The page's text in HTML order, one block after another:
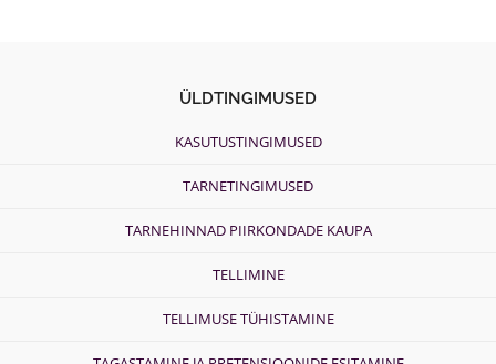
ÜLDTINGIMUSED
KASUTUSTINGIMUSED
TARNETINGIMUSED
TARNEHINNAD PIIRKONDADE KAUPA
TELLIMINE
TELLIMUSE TÜHISTAMINE